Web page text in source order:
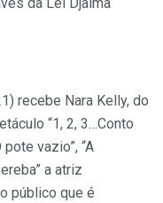
recebe Nara Kelly, do
“1, 2, 3…Conto
vazio”, “A
a atriz
público que é